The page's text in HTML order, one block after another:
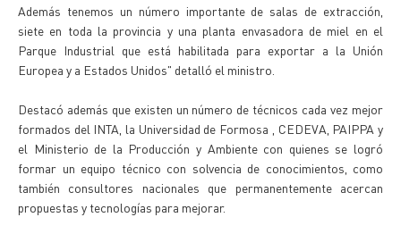
Además tenemos un número importante de salas de extracción,
siete en toda la provincia y una planta envasadora de miel en el
Parque Industrial que está habilitada para exportar a la Unión
Europea y a Estados Unidos" detalló el ministro.
Destacó además que existen un número de técnicos cada vez mejor
formados del INTA, la Universidad de Formosa , CEDEVA, PAIPPA y
el Ministerio de la Producción y Ambiente con quienes se logró
formar un equipo técnico con solvencia de conocimientos, como
también consultores nacionales que permanentemente acercan
propuestas y tecnologías para mejorar.